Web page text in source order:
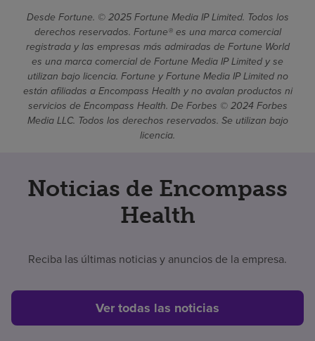
Desde Fortune. © 2025 Fortune Media IP Limited. Todos los
derechos reservados. Fortune® es una marca comercial
registrada y las empresas más admiradas de Fortune World
es una marca comercial de Fortune Media IP Limited y se
utilizan bajo licencia. Fortune y Fortune Media IP Limited no
están afiliadas a Encompass Health y no avalan productos ni
servicios de Encompass Health. De Forbes © 2024 Forbes
Media LLC. Todos los derechos reservados. Se utilizan bajo
licencia.
Noticias de Encompass
Health
Reciba las últimas noticias y anuncios de la empresa.
Ver todas las noticias